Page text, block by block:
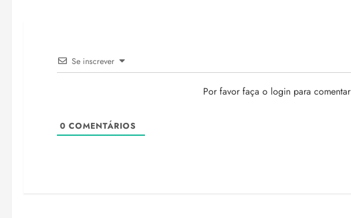
Se inscrever
Por favor faça o login para comentar
0 COMENTÁRIOS